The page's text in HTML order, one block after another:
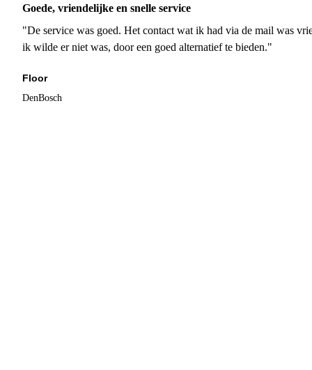
Goede, vriendelijke en snelle service
"De service was goed. Het contact wat ik had via de mail was
ik wilde er niet was, door een goed alternatief te bieden."
Floor
DenBosch